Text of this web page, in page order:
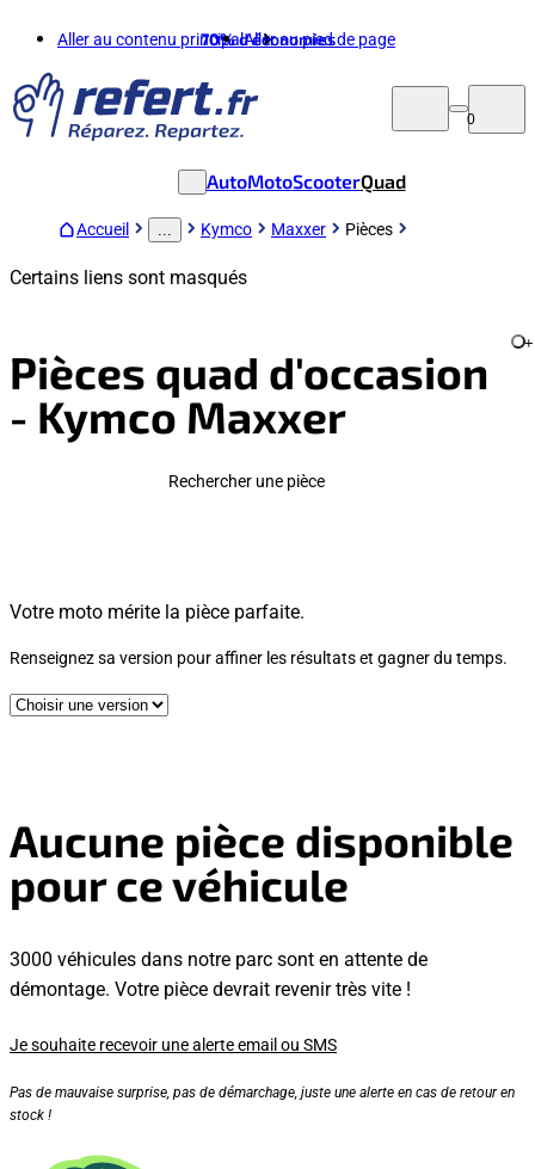
Aller au contenu principalAller au pied de page
70%d'économies
0
AutoMotoScooterQuad
Accueil Kymco Maxxer Pièces
Certains liens sont masqués
Pièces quad d'occasion
- Kymco Maxxer
+
Rechercher une pièce
Votre moto mérite la pièce parfaite.
Renseignez sa version pour affiner les résultats et gagner du temps.
Aucune pièce disponible
pour ce véhicule
3000 véhicules dans notre parc sont en attente de
démontage. Votre pièce devrait revenir très vite !
Je souhaite recevoir une alerte email ou SMS
Pas de mauvaise surprise, pas de démarchage, juste une alerte en cas de retour en
stock !